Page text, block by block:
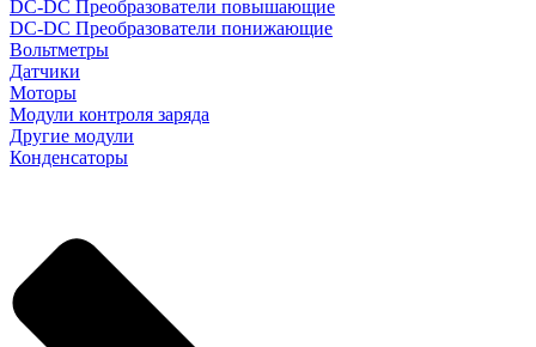
DC-DC Преобразователи повышающие
DC-DC Преобразователи понижающие
Вольтметры
Датчики
Моторы
Модули контроля заряда
Другие модули
Конденсаторы